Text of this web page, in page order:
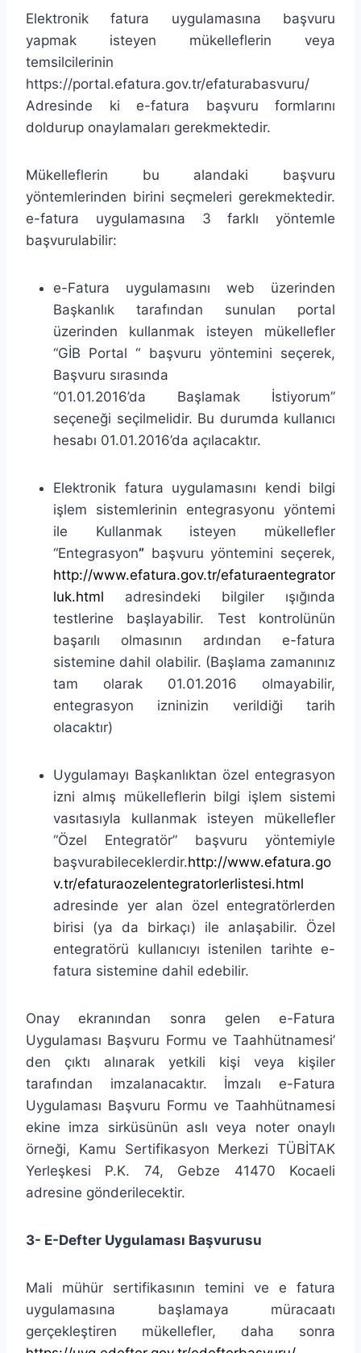
Elektronik fatura uygulamasına başvuru
yapmak isteyen mükelleflerin veya
temsilcilerinin
https://portal.efatura.gov.tr/efaturabasvuru/
Adresinde ki e-fatura başvuru formlarını
doldurup onaylamaları gerekmektedir.
Mükelleflerin bu alandaki başvuru
yöntemlerinden birini seçmeleri gerekmektedir.
e-fatura uygulamasına 3 farklı yöntemle
başvurulabilir:
e-Fatura uygulamasını web üzerinden
Başkanlık tarafından sunulan portal
üzerinden kullanmak isteyen mükellefler
“GİB Portal “ başvuru yöntemini seçerek,
Başvuru sırasında
“01.01.2016’da Başlamak İstiyorum”
seçeneği seçilmelidir. Bu durumda kullanıcı
hesabı 01.01.2016’da açılacaktır.
Elektronik fatura uygulamasını kendi bilgi
işlem sistemlerinin entegrasyonu yöntemi
ile Kullanmak isteyen mükellefler
“Entegrasyon” başvuru yöntemini seçerek,
http://www.efatura.gov.tr/efaturaentegrator
luk.html
adresindeki bilgiler ışığında
testlerine başlayabilir. Test kontrolünün
başarılı olmasının ardından e-fatura
sistemine dahil olabilir. (Başlama zamanınız
tam olarak 01.01.2016 olmayabilir,
entegrasyon izninizin verildiği tarih
olacaktır)
Uygulamayı Başkanlıktan özel entegrasyon
izni almış mükelleflerin bilgi işlem sistemi
vasıtasıyla kullanmak isteyen mükellefler
“Özel Entegratör” başvuru yöntemiyle
başvurabileceklerdir.http://www.efatura.go
v.tr/efaturaozelentegratorlerlistesi.html
adresinde yer alan özel entegratörlerden
birisi (ya da birkaçı) ile anlaşabilir. Özel
entegratörü kullanıcıyı istenilen tarihte e-
fatura sistemine dahil edebilir.
Onay ekranından sonra gelen e-Fatura
Uygulaması Başvuru Formu ve Taahhütnamesi’
den çıktı alınarak yetkili kişi veya kişiler
tarafından imzalanacaktır. İmzalı e-Fatura
Uygulaması Başvuru Formu ve Taahhütnamesi
ekine imza sirküsünün aslı veya noter onaylı
örneği, Kamu Sertifikasyon Merkezi TÜBİTAK
Yerleşkesi P.K. 74, Gebze 41470 Kocaeli
adresine gönderilecektir.
3- E-Defter Uygulaması Başvurusu
Mali mühür sertifikasının temini ve e fatura
uygulamasına başlamaya müracaatı
gerçekleştiren mükellefler, daha sonra